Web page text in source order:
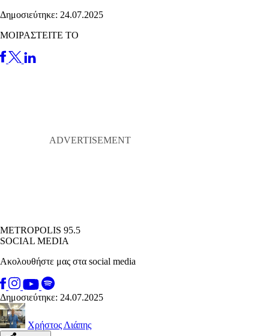
Δημοσιεύτηκε: 24.07.2025
ΜΟΙΡΑΣΤΕΙΤΕ ΤΟ
METROPOLIS 95.5
SOCIAL MEDIA
Ακολουθήστε μας στα social media
Δημοσιεύτηκε: 24.07.2025
Χρήστος Λιάπης